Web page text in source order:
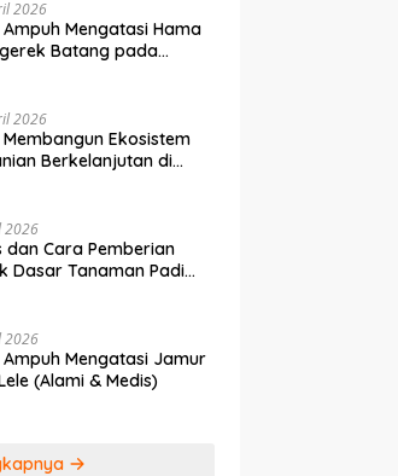
2026
Mengatasi Hama
Batang pada
2026
Ekosistem
Berkelanjutan di
2026
dan Cara Pemberian
Dasar Tanaman Padi
2026
Mengatasi Jamur
(Alami & Medis)